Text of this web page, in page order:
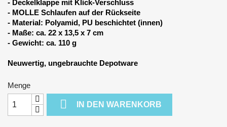
- Deckelklappe mit Klick-Verschluss
- MOLLE Schlaufen auf der Rückseite
- Material: Polyamid, PU beschichtet (innen)
- Maße: ca. 22 x 13,5 x 7 cm
- Gewicht: ca. 110 g
Neuwertig, ungebrauchte Depotware
Menge
 IN DEN WARENKORB